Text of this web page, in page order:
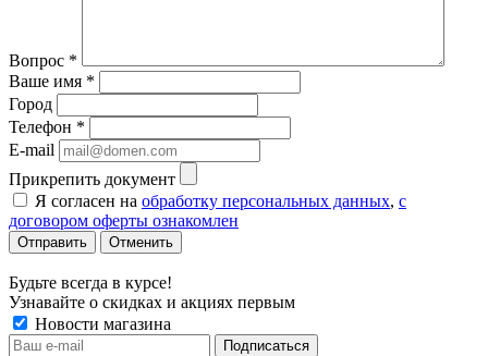
Вопрос *
Ваше имя *
Город
Телефон *
E-mail
Прикрепить документ
Я согласен на обработку персональных данных, с
договором оферты ознакомлен
Отменить
Будьте всегда в курсе!
Узнавайте о скидках и акциях первым
Новости магазина